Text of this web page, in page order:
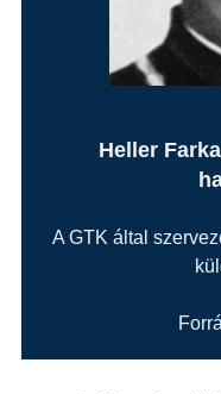
Heller
A GTK által